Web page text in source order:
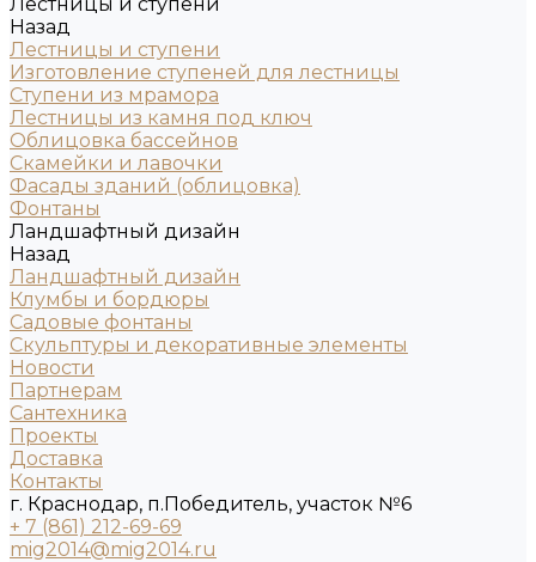
Назад
Лестницы и ступени
Изготовление ступеней для лестницы
Ступени из мрамора
Лестницы из камня под ключ
Облицовка бассейнов
Скамейки и лавочки
Фасады зданий (облицовка)
Фонтаны
Ландшафтный дизайн
Назад
Ландшафтный дизайн
Клумбы и бордюры
Садовые фонтаны
Скульптуры и декоративные элементы
Новости
Партнерам
Сантехника
Проекты
Доставка
Контакты
г. Краснодар, п.Победитель, участок №6
+ 7 (861) 212-69-69
mig2014@mig2014.ru